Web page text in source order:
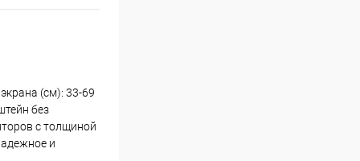
(см): 33-69
без
с толщиной
и